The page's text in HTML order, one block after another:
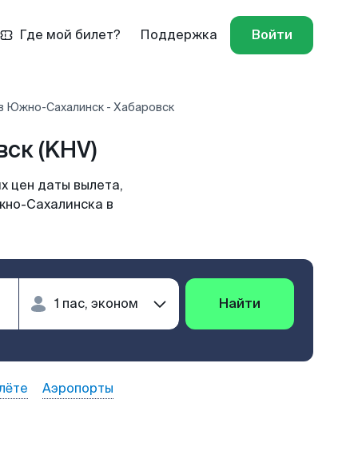
Где мой билет? Поддержка Войти
Южно-Сахалинск - Хабаровск
(KHV)
цен даты вылета,
Сахалинска в
Найти
Аэропорты